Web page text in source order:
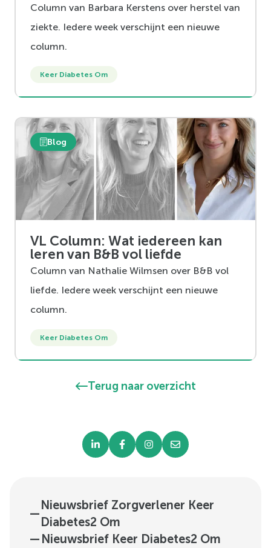
Column van Barbara Kerstens over herstel van
ziekte. Iedere week verschijnt een nieuwe
column.
Keer Diabetes Om
Blog
VL Column: Wat iedereen kan
leren van B&B vol liefde
Column van Nathalie Wilmsen over B&B vol
liefde. Iedere week verschijnt een nieuwe
column.
Keer Diabetes Om
Terug naar overzicht
—
Nieuwsbrief Zorgverlener Keer
Diabetes2 Om
— Nieuwsbrief Keer Diabetes2 Om